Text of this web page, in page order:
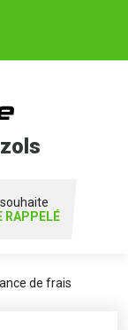
RAPPELÉ
de frais